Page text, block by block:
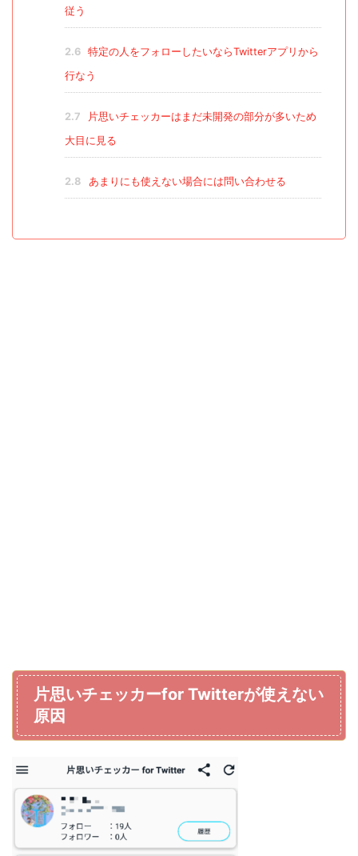
従う
2.6
特定の人をフォローしたいならTwitterアプリから
行なう
2.7
片思いチェッカーはまだ未開発の部分が多いため
大目に見る
2.8 あまりにも使えない場合には問い合わせる
片思いチェッカーfor Twitterが使えない
原因